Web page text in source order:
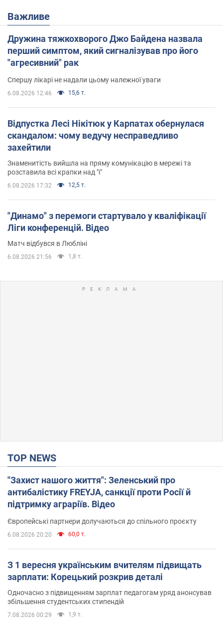
Важливе
Дружина тяжкохворого Джо Байдена назвала
перший симптом, який сигналізував про його
"агресивний" рак
Спершу лікарі не надали цьому належної уваги
6.08.2026 12:46 15,6 т.
Відпустка Лесі Нікітюк у Карпатах обернулася
скандалом: чому ведучу несправедливо
захейтили
Знаменитість вийшла на пряму комунікацію в мережі та
розставила всі крапки над "і"
6.08.2026 17:32 12,5 т.
"Динамо" з перемоги стартувало у кваліфікації
Ліги конференцій. Відео
Матч відбувся в Любліні
6.08.2026 21:56 1,8 т.
TOP NEWS
"Захист нашого життя": Зеленський про
антибалістику FREYJA, санкції проти Росії й
підтримку аграріїв. Відео
Європейські партнери долучаються до спільного проєкту
6.08.2026 20:20 60,0 т.
З 1 вересня українським вчителям підвищать
зарплати: Корецький розкрив деталі
Одночасно з підвищенням зарплат педагогам уряд анонсував
збільшення студентських стипендій
7.08.2026 00:29 1,9 т.